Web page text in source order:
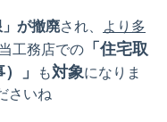
が撤廃され、
より多
当工務店での 「住宅取
」
も対象になりま
さいね